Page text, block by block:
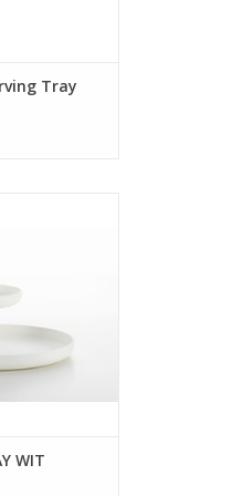
PANIER
Tray
x W30cm
WIT